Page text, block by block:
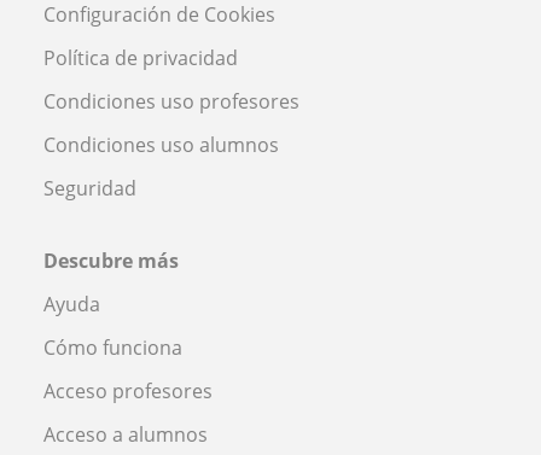
Configuración de Cookies
Política de privacidad
Condiciones uso profesores
Condiciones uso alumnos
Seguridad
Descubre más
Ayuda
Cómo funciona
Acceso profesores
Acceso a alumnos